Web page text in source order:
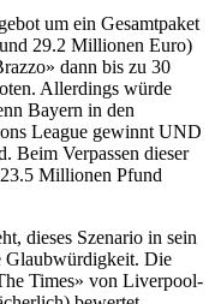
um ein Gesamtpaket
29.2 Millionen Euro)
dann bis zu 30
Allerdings würde
Bayern in den
League gewinnt UND
Beim Verpassen dieser
Millionen Pfund
dieses Szenario in sein
Glaubwürdigkeit. Die
Times» von Liverpool-